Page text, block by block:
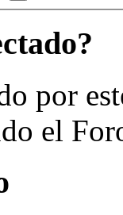
por
el